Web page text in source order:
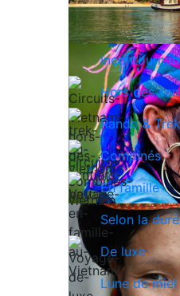
Hors des
Rando & Trek
Combinés
En famille
Selon la
De luxe
Lune de miel